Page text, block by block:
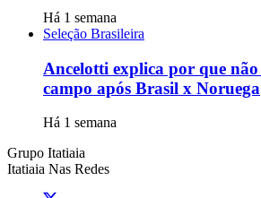
Há 1 semana
Seleção Brasileira
Ancelotti explica por que
campo após Brasil x Noruega
Há 1 semana
Grupo Itatiaia
Itatiaia Nas Redes